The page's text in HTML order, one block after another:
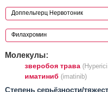
Молекулы:
зверобоя трава
иматиниб (imatinib)
Cтепень серьёзности/